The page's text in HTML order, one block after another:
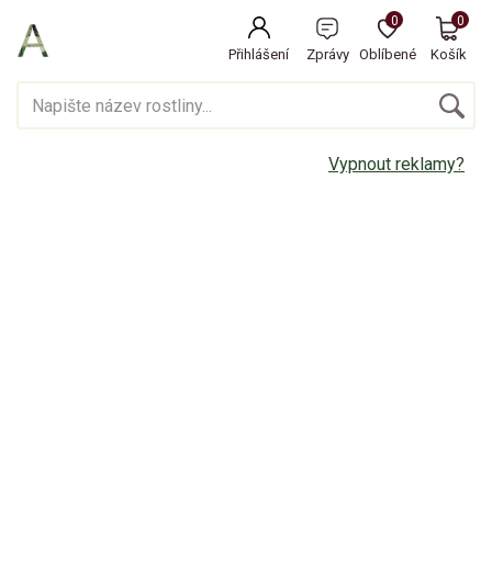
Přihlášení Zprávy Oblíbené
0
Košík
0
Vypnout reklamy?